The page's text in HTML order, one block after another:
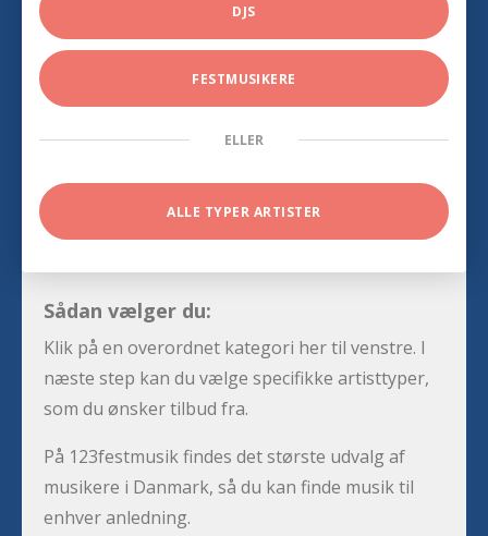
DJS
FESTMUSIKERE
ELLER
ALLE TYPER ARTISTER
Sådan vælger du:
Klik på en overordnet kategori her til venstre. I
næste step kan du vælge specifikke artisttyper,
som du ønsker tilbud fra.
På 123festmusik findes det største udvalg af
musikere i Danmark, så du kan finde musik til
enhver anledning.